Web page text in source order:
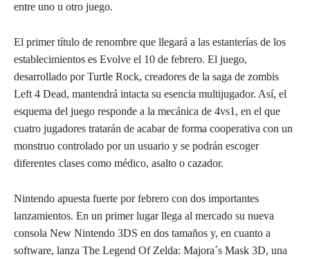
entre uno u otro juego.
El primer título de renombre que llegará a las estanterías de los
establecimientos es Evolve el 10 de febrero. El juego,
desarrollado por Turtle Rock, creadores de la saga de zombis
Left 4 Dead, mantendrá intacta su esencia multijugador. Así, el
esquema del juego responde a la mecánica de 4vs1, en el que
cuatro jugadores tratarán de acabar de forma cooperativa con un
monstruo controlado por un usuario y se podrán escoger
diferentes clases como médico, asalto o cazador.
Nintendo apuesta fuerte por febrero con dos importantes
lanzamientos. En un primer lugar llega al mercado su nueva
consola New Nintendo 3DS en dos tamaños y, en cuanto a
software, lanza The Legend Of Zelda: Majora´s Mask 3D, una